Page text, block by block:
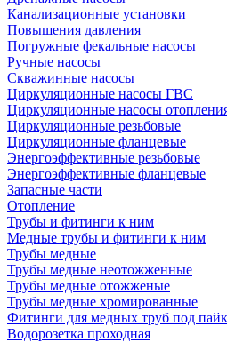
Канализационные установки
Повышения давления
Погружные фекальные насосы
Ручные насосы
Скважинные насосы
Циркуляционные насосы ГВС
Циркуляционные насосы
Циркуляционные резьбовые
Циркуляционные фланцевые
Энергоэффективные резьбовые
Энергоэффективные фланцевые
Запасные части
Отопление
Трубы и фитинги к ним
Медные трубы и фитинги к ним
Трубы медные
Трубы медные неотожженные
Трубы медные отожженые
Трубы медные хромированные
Фитинги для медных труб под
Водорозетка проходная